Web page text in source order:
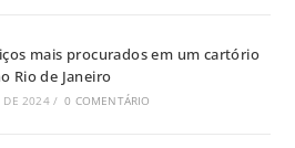
mais procurados em um cartório
Rio de Janeiro
DE 2024 / 0 COMENTÁRIO